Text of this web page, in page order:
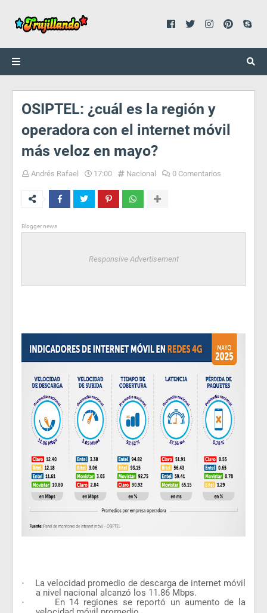
OSIPTEL: ¿cuál es la región y
operadora con el internet móvil
más veloz en mayo?
Andrés Rafael 17:00 Nacional 0 Comentarios
Blogger news
Responsive Advertisement
·
La velocidad promedio de descarga de internet móvil
a nivel nacional alcanzó los 11.86 Mbps.
·
En 14 regiones se reportó un aumento de la